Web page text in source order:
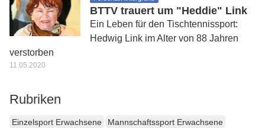
BTTV trauert um "Heddie" Link
Ein Leben für den Tischtennissport:
Hedwig Link im Alter von 88 Jahren
verstorben
11.05.2020
Rubriken
Einzelsport Erwachsene
Mannschaftssport Erwachsene